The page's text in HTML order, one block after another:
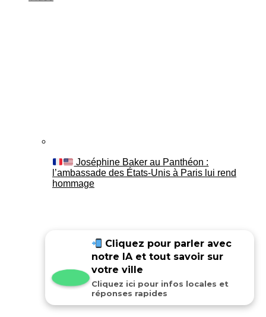
Joséphine Baker au Panthéon :
l’ambassade des États-Unis à Paris lui rend
hommage
Cliquez pour parler avec
notre IA et tout savoir sur
votre ville
Cliquez ici pour infos locales et
réponses rapides